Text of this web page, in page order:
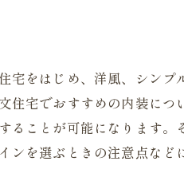
宅をはじめ、洋風、シンプ
住宅でおすすめの内装につ
ることが可能になります。
ンを選ぶときの注意点など